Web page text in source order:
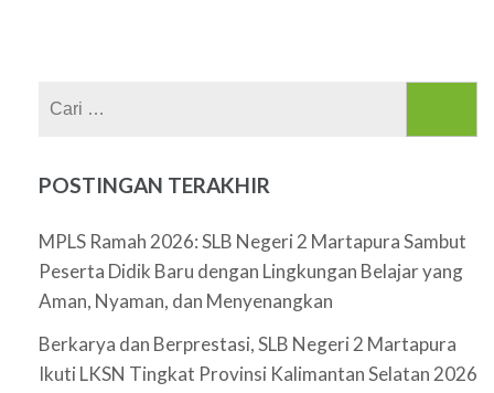
POSTINGAN TERAKHIR
MPLS Ramah 2026: SLB Negeri 2 Martapura Sambut
Peserta Didik Baru dengan Lingkungan Belajar yang
Aman, Nyaman, dan Menyenangkan
Berkarya dan Berprestasi, SLB Negeri 2 Martapura
Ikuti LKSN Tingkat Provinsi Kalimantan Selatan 2026